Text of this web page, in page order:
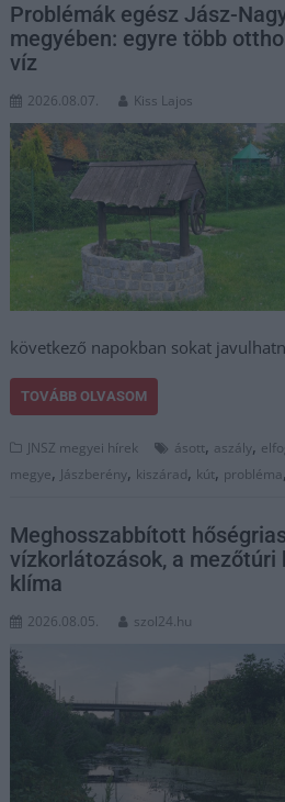
Problémák egész Jász-
megyében: egyre több
víz
2026.08.07. Kiss Lajos
következő napokban sokat
TOVÁBB OLVASOM
JNSZ megyei hírek ásott, aszály,
megye, Jászberény, kiszárad, kút, probléma,
Meghosszabbított
vízkorlátozások, a mezőtúri
klíma
2026.08.05. szol24.hu